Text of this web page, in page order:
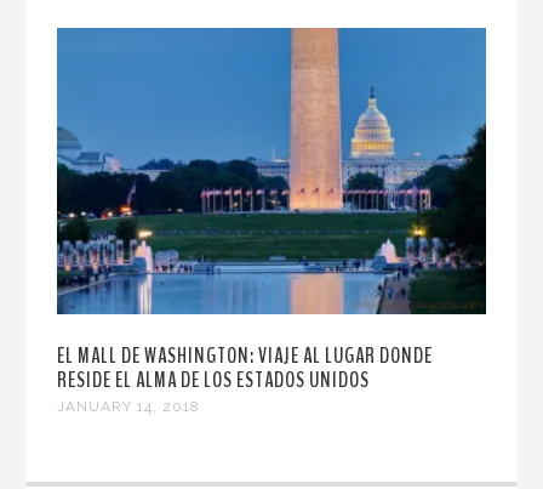
EL MALL DE WASHINGTON: VIAJE AL LUGAR DONDE
RESIDE EL ALMA DE LOS ESTADOS UNIDOS
JANUARY 14, 2018